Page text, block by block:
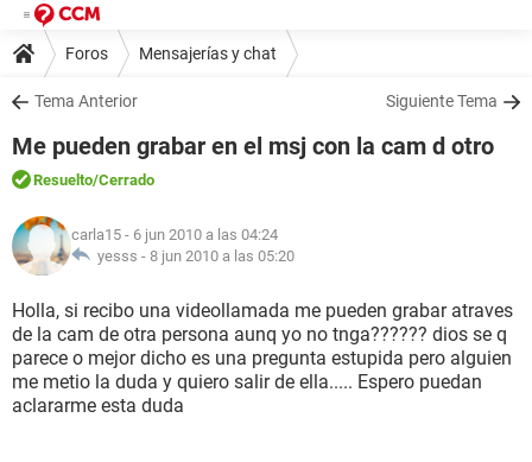
Foros Mensajerías y chat
Tema Anterior Siguiente Tema
Me pueden grabar en el msj con la cam d otro
Resuelto/Cerrado
carla15 - 6 jun 2010 a las 04:24
yesss - 8 jun 2010 a las 05:20
Holla, si recibo una videollamada me pueden grabar atraves
de la cam de otra persona aunq yo no tnga?????? dios se q
parece o mejor dicho es una pregunta estupida pero alguien
me metio la duda y quiero salir de ella..... Espero puedan
aclararme esta duda